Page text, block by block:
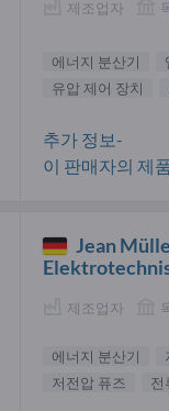
제조업자
에너지 분산기
유압 제어 장치
추가 정보-
이 판매자의 제
Jean
제조업자
에너지 분산기
저전압 퓨즈
전